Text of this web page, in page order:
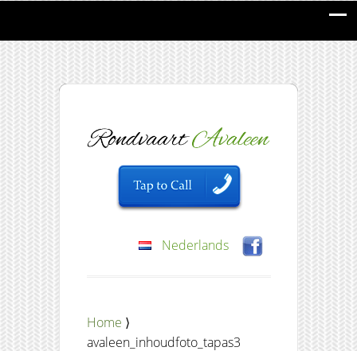
Nederlands
Home ⟩
avaleen_inhoudfoto_tapas3